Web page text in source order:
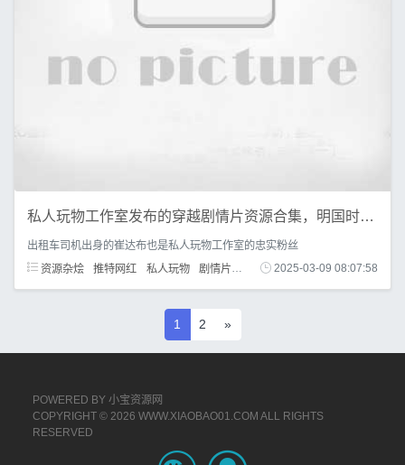
私人玩物工作室发布的穿越剧情片资源合集，明国时期美女老师的荒诞现代社会故事
出租车司机出身的崔达布也是私人玩物工作室的忠实粉丝
资源杂烩
推特网红 私人玩物 剧情片 穿越 明国时期
2025-03-09 08:07:58
1 2 »
POWERED BY 小宝资源网
COPYRIGHT © 2026 WWW.XIAOBAO01.COM ALL RIGHTS
RESERVED